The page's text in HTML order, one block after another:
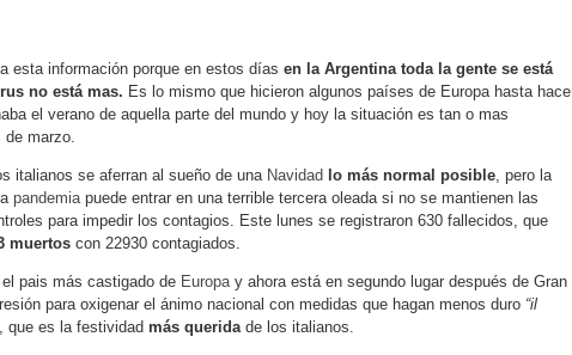
esta información porque en estos días en la Argentina toda la gente se está
no está mas. Es lo mismo que hicieron algunos países de Europa hasta hace
el verano de aquella parte del mundo y hoy la situación es tan o mas
de marzo.
italianos se aferran al sueño de una Navidad lo más normal posible, pero la
pandemiapuede entrar en una terrible tercera oleada si no se mantienen las
para impedir los contagios. Este lunes se registraron 630 fallecidos, que
muertos con 22930 contagiados.
pais más castigado de Europay ahora está en segundo lugar después de Gran
para oxigenar el ánimo nacional con medidas que hagan menos duro “il
que es la festividad más queridade los italianos.